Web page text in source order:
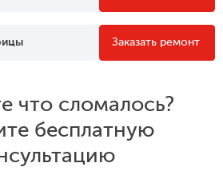
Заказать ремонт
что сломалось?
бесплатную